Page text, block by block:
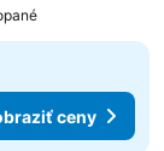
ceny